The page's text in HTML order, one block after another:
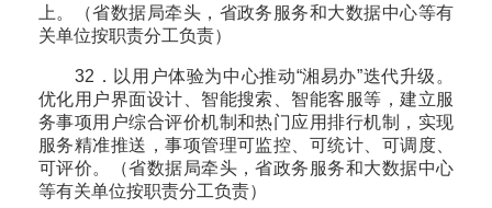
上。（省数据局牵头，省政务服务和大数据中心等有
关单位按职责分工负责）
32．以用户体验为中心推动“湘易办”迭代升级。
优化用户界面设计、智能搜索、智能客服等，建立服
务事项用户综合评价机制和热门应用排行机制，实现
服务精准推送，事项管理可监控、可统计、可调度、
可评价。（省数据局牵头，省政务服务和大数据中心
等有关单位按职责分工负责）